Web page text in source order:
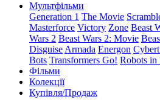
Мультфільми
Generation 1 The Movie
Masterforce Victory Zone Beast
Wars 2 Beast Wars 2: Movie
Disguise Armada Energon
Bots Transformers Go! Robots in
Фільми
Колекції
Купівля/Продаж